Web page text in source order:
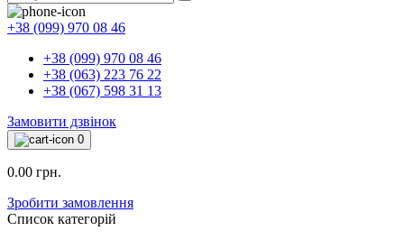
+38 (099) 970 08 46
+38 (099) 970 08 46
+38 (063) 223 76 22
+38 (067) 598 31 13
Замовити дзвінок
0
0.00 грн.
Зробити замовлення
Список категорій